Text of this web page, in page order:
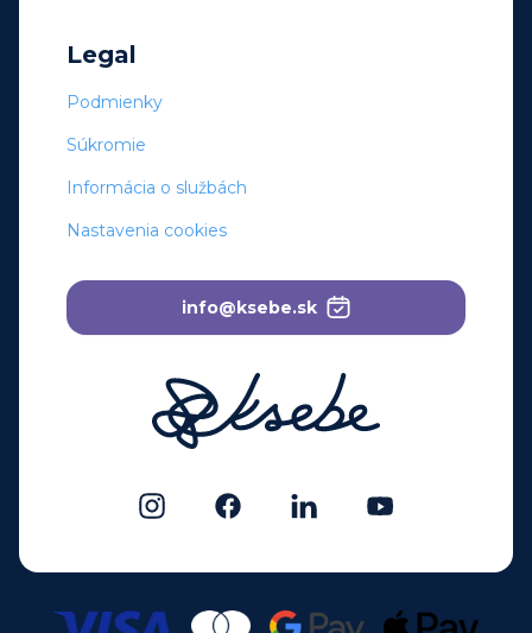
Legal
Podmienky
Súkromie
Informácia o službách
Nastavenia cookies
info@ksebe.sk